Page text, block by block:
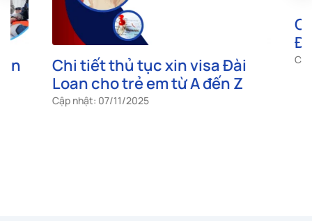
Chi tiết thủ tục xin visa Đài
Loan cho trẻ em từ A đến Z
Cập nhật: 07/11/2025
Công
Đài
Cập nhật: